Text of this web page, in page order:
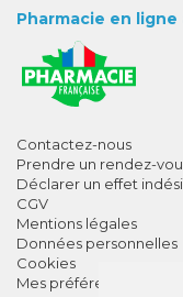
Pharmacie en ligne
Contactez-nous
Prendre un rendez-
Déclarer un effet
CGV
Mentions légales
Données personnelles
Cookies
Mes préférences